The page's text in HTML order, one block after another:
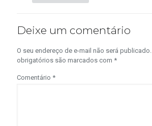
Deixe um comentário
O seu endereço de e-mail não será publicado.
obrigatórios são marcados com *
Comentário *